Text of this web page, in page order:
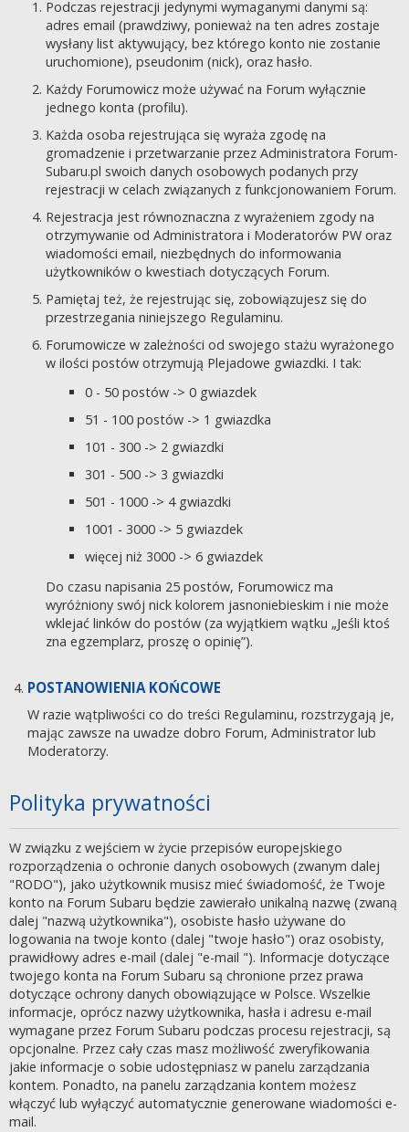
Podczas rejestracji jedynymi wymaganymi danymi są:
adres email (prawdziwy, ponieważ na ten adres zostaje
wysłany list aktywujący, bez którego konto nie zostanie
uruchomione), pseudonim (nick), oraz hasło.
Każdy Forumowicz może używać na Forum wyłącznie
jednego konta (profilu).
Każda osoba rejestrująca się wyraża zgodę na
gromadzenie i przetwarzanie przez Administratora Forum-
Subaru.pl swoich danych osobowych podanych przy
rejestracji w celach związanych z funkcjonowaniem Forum.
Rejestracja jest równoznaczna z wyrażeniem zgody na
otrzymywanie od Administratora i Moderatorów PW oraz
wiadomości email, niezbędnych do informowania
użytkowników o kwestiach dotyczących Forum.
Pamiętaj też, że rejestrując się, zobowiązujesz się do
przestrzegania niniejszego Regulaminu.
Forumowicze w zależności od swojego stażu wyrażonego
w ilości postów otrzymują Plejadowe gwiazdki. I tak:
0 - 50 postów -> 0 gwiazdek
51 - 100 postów -> 1 gwiazdka
101 - 300 -> 2 gwiazdki
301 - 500 -> 3 gwiazdki
501 - 1000 -> 4 gwiazdki
1001 - 3000 -> 5 gwiazdek
więcej niż 3000 -> 6 gwiazdek
Do czasu napisania 25 postów, Forumowicz ma
wyróżniony swój nick kolorem jasnoniebieskim i nie może
wklejać linków do postów (za wyjątkiem wątku „Jeśli ktoś
zna egzemplarz, proszę o opinię”).
POSTANOWIENIA KOŃCOWE
W razie wątpliwości co do treści Regulaminu, rozstrzygają je,
mając zawsze na uwadze dobro Forum, Administrator lub
Moderatorzy.
Polityka prywatności
W związku z wejściem w życie przepisów europejskiego
rozporządzenia o ochronie danych osobowych (zwanym dalej
"RODO"), jako użytkownik musisz mieć świadomość, że Twoje
konto na Forum Subaru będzie zawierało unikalną nazwę (zwaną
dalej "nazwą użytkownika"), osobiste hasło używane do
logowania na twoje konto (dalej "twoje hasło") oraz osobisty,
prawidłowy adres e-mail (dalej "e-mail "). Informacje dotyczące
twojego konta na Forum Subaru są chronione przez prawa
dotyczące ochrony danych obowiązujące w Polsce. Wszelkie
informacje, oprócz nazwy użytkownika, hasła i adresu e-mail
wymagane przez Forum Subaru podczas procesu rejestracji, są
opcjonalne. Przez cały czas masz możliwość zweryfikowania
jakie informacje o sobie udostępniasz w panelu zarządzania
kontem. Ponadto, na panelu zarządzania kontem możesz
włączyć lub wyłączyć automatycznie generowane wiadomości e-
mail.